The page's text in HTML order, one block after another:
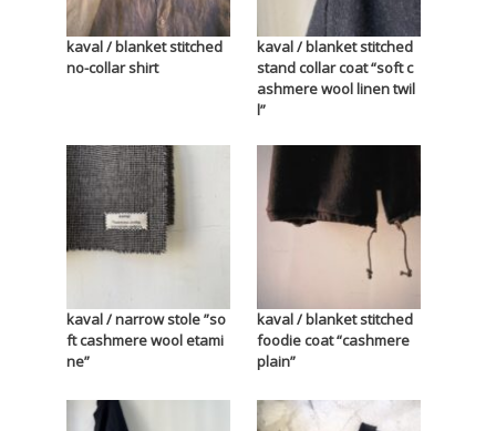
kaval / blanket stitched
no-collar shirt
kaval / blanket stitched
stand collar coat “soft c
ashmere wool linen twil
l”
kaval / narrow stole ”so
ft cashmere wool etami
ne”
kaval / blanket stitched
foodie coat “cashmere
plain”